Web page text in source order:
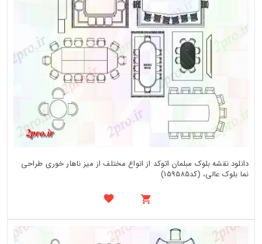
دانلود نقشه بلوک مبلمان اتوکد از انواع مختلف از میز ناهار خوری طراحی
نما بلوک عالی، (کد159585)